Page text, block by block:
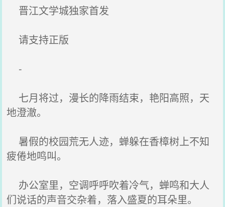
晋江文学城独家首发
请支持正版
-
七月将过，漫长的降雨结束，艳阳高照，天
地澄澈。
暑假的校园荒无人迹，蝉躲在香樟树上不知
疲倦地鸣叫。
办公室里，空调呼呼吹着冷气，蝉鸣和大人
们说话的声音交杂着，落入盛夏的耳朵里。